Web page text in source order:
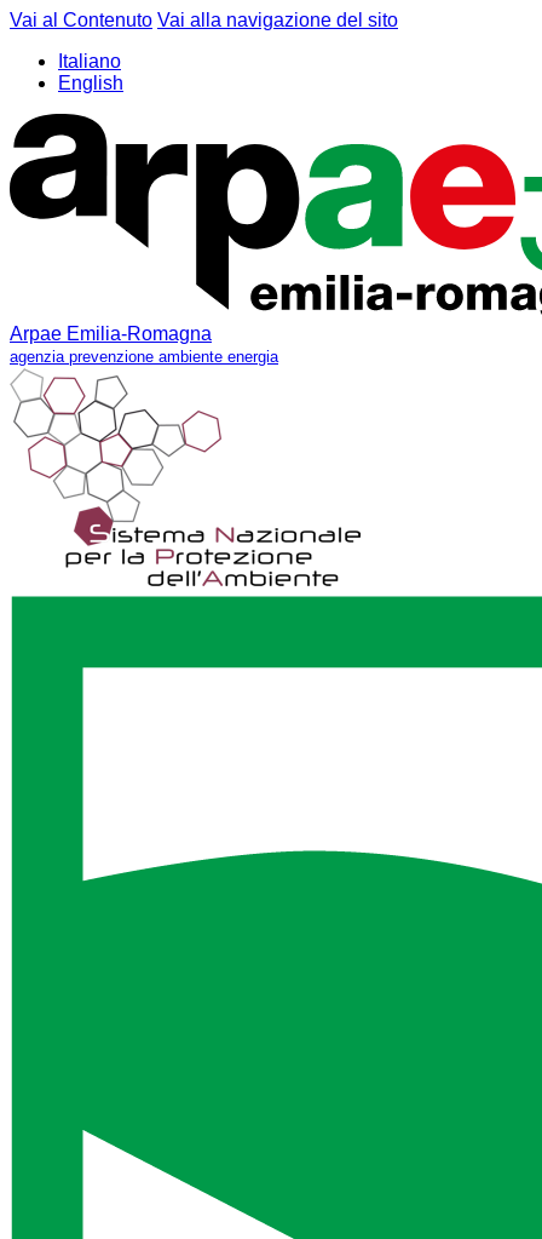
Vai al Contenuto Vai alla navigazione del sito
Italiano
English
Arpae Emilia-Romagna
agenzia prevenzione ambiente energia